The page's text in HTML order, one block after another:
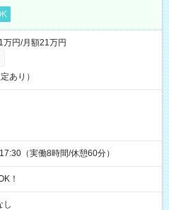
円/月額21万円
あり）
（実働8時間/休憩60分）
！
し